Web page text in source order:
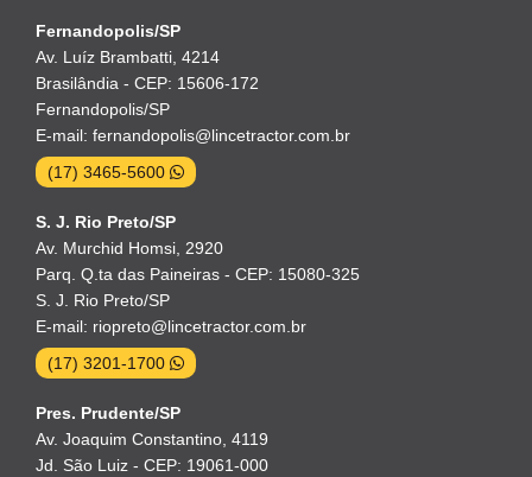
Fernandopolis/SP
Av. Luíz Brambatti, 4214
Brasilândia - CEP: 15606-172
Fernandopolis/SP
E-mail: fernandopolis@lincetractor.com.br
(17) 3465-5600
S. J. Rio Preto/SP
Av. Murchid Homsi, 2920
Parq. Q.ta das Paineiras - CEP: 15080-325
S. J. Rio Preto/SP
E-mail: riopreto@lincetractor.com.br
(17) 3201-1700
Pres. Prudente/SP
Av. Joaquim Constantino, 4119
Jd. São Luiz - CEP: 19061-000